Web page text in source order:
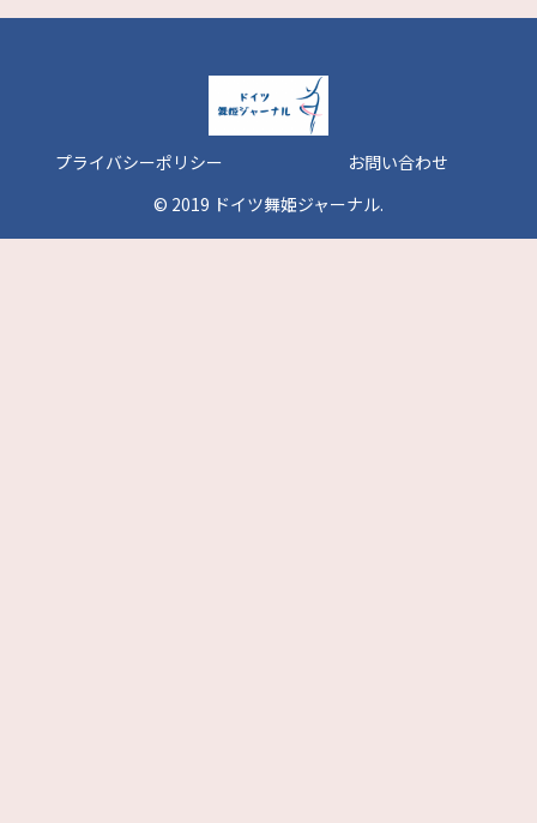
プライバシーポリシー
お問い合わせ
© 2019 ドイツ舞姫ジャーナル.